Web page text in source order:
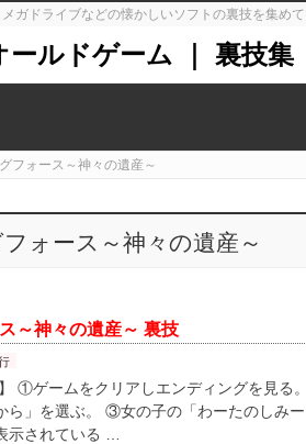
ガドライブなどの懐かしいソフトの裏技を集めて
ールドゲーム ｜ 裏技集
フォース～神々の遺産～
ォース～神々の遺産～
～神々の遺産～ 裏技
①ゲームをクリアしエンディングを見る
ら」を選ぶ。 ③女の子の「わーたのしみ
示されている …